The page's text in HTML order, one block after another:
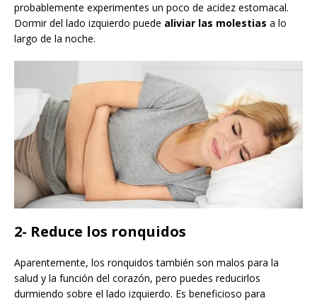
probablemente experimentes un poco de acidez estomacal.
Dormir del lado izquierdo puede aliviar las molestias a lo
largo de la noche.
2- Reduce los ronquidos
Aparentemente, los ronquidos también son malos para la
salud y la función del corazón, pero puedes reducirlos
durmiendo sobre el lado izquierdo. Es beneficioso para